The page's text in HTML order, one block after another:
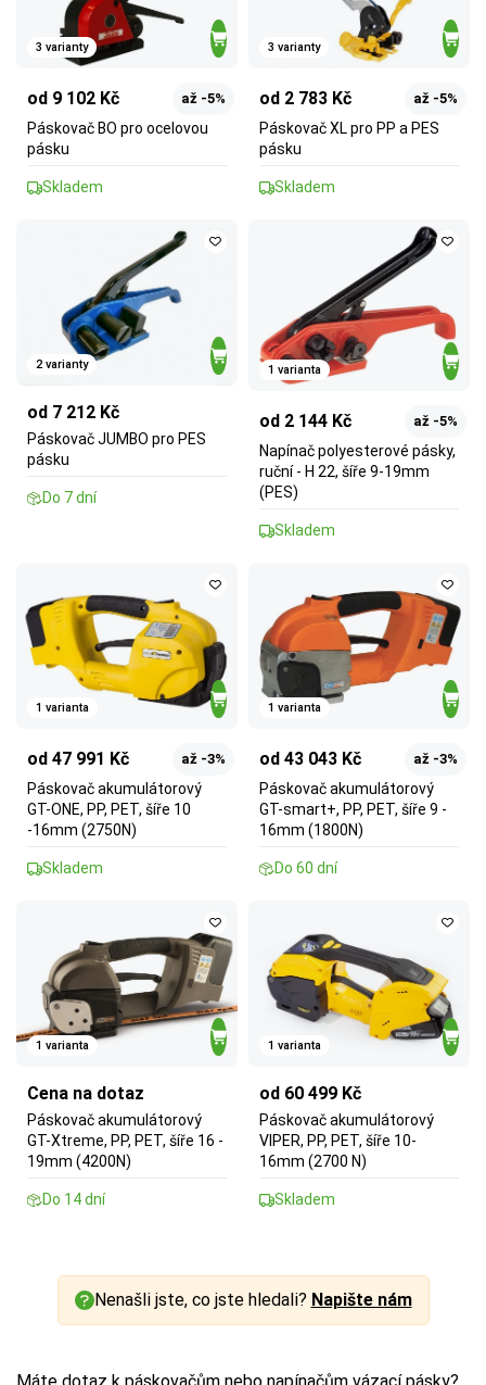
3 varianty
od 9 102 Kč až -5%
Páskovač BO pro ocelovou
pásku
Skladem
3 varianty
od 2 783 Kč až -5%
Páskovač XL pro PP a PES
pásku
Skladem
2 varianty
od 7 212 Kč
Páskovač JUMBO pro PES
pásku
Do 7 dní
1 varianta
od 2 144 Kč až -5%
Napínač polyesterové pásky,
ruční - H 22, šíře 9-19mm
(PES)
Skladem
1 varianta
od 47 991 Kč až -3%
Páskovač akumulátorový
GT-ONE, PP, PET, šíře 10
-16mm (2750N)
Skladem
1 varianta
od 43 043 Kč až -3%
Páskovač akumulátorový
GT-smart+, PP, PET, šíře 9 -
16mm (1800N)
Do 60 dní
1 varianta
Cena na dotaz
Páskovač akumulátorový
GT-Xtreme, PP, PET, šíře 16 -
19mm (4200N)
Do 14 dní
1 varianta
od 60 499 Kč
Páskovač akumulátorový
VIPER, PP, PET, šíře 10-
16mm (2700 N)
Skladem
Nenašli jste, co jste hledali? Napište nám